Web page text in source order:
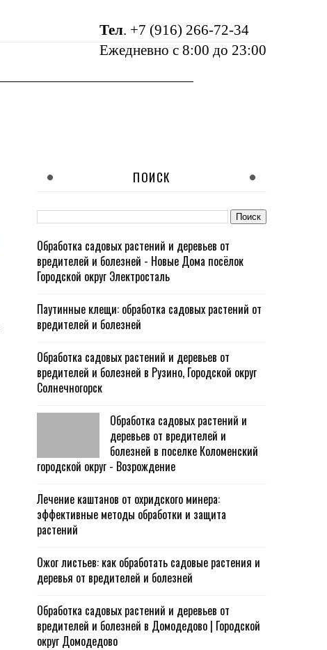
Тел. +7 (916) 266-72-34
Ежедневно с 8:00 до 23:00
ПОИСК
Обработка садовых растений и деревьев от
вредителей и болезней - Новые Дома посёлок
Городской округ Электросталь
Паутинные клещи: обработка садовых растений от
вредителей и болезней
Обработка садовых растений и деревьев от
вредителей и болезней в Рузино, Городской округ
Солнечногорск
Обработка садовых растений и
деревьев от вредителей и
болезней в поселке Коломенский
городской округ - Возрождение
Лечение каштанов от охридского минера:
эффективные методы обработки и защита
растений
Ожог листьев: как обработать садовые растения и
деревья от вредителей и болезней
Обработка садовых растений и деревьев от
вредителей и болезней в Домодедово | Городской
округ Домодедово